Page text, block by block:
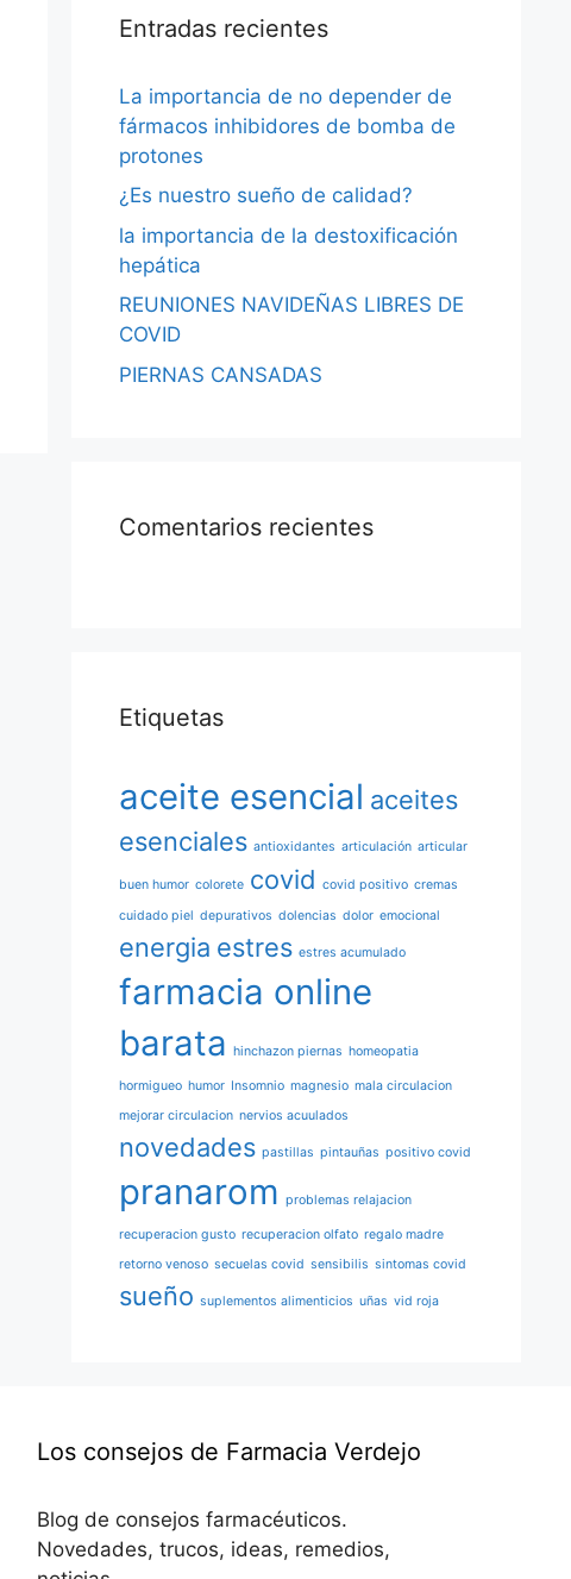
Entradas recientes
La importancia de no depender de
fármacos inhibidores de bomba de
protones
¿Es nuestro sueño de calidad?
la importancia de la destoxificación
hepática
REUNIONES NAVIDEÑAS LIBRES DE
COVID
PIERNAS CANSADAS
Comentarios recientes
Etiquetas
aceite esencial aceites
esenciales antioxidantes articulación articular
buen humor colorete covid covid positivo cremas
cuidado piel depurativos dolencias dolor emocional
energia estres estres acumulado
farmacia online
barata hinchazon piernas homeopatia
hormigueo humor Insomnio magnesio mala circulacion
mejorar circulacion nervios acuulados
novedades pastillas pintauñas positivo covid
pranarom problemas relajacion
recuperacion gusto recuperacion olfato regalo madre
retorno venoso secuelas covid sensibilis sintomas covid
sueño suplementos alimenticios uñas vid roja
Los consejos de Farmacia Verdejo
Blog de consejos farmacéuticos.
Novedades, trucos, ideas, remedios,